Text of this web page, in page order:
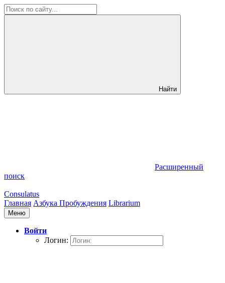
Найти
Расширенный
поиск
Consulatus
Главная Азбука Пробуждения Librarium
Меню
Войти
Логин: